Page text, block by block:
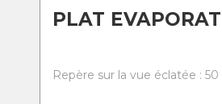
PLAT
Repère sur la vue éclatée : 50